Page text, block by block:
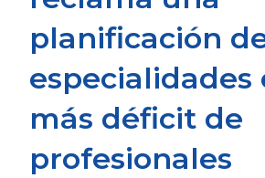
planificación
especialidades
más déficit de
profesionales